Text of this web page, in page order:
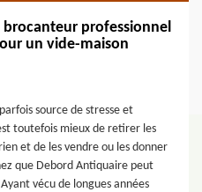
professionnel
un vide-maison
source de stresse et
toutefois mieux de retirer les
et de les vendre ou les donner
que Debord Antiquaire peut
vécu de longues années